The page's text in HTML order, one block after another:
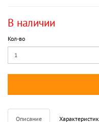
В наличии
Кол-во
Описание